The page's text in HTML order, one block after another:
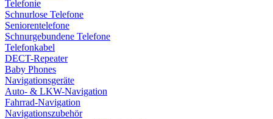
Telefonie
Schnurlose Telefone
Seniorentelefone
Schnurgebundene Telefone
Telefonkabel
DECT-Repeater
Baby Phones
Navigationsgeräte
Auto- & LKW-Navigation
Fahrrad-Navigation
Navigationszubehör